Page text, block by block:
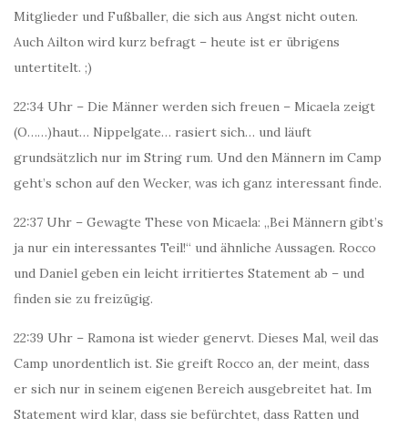
Mitglieder und Fußballer, die sich aus Angst nicht outen.
Auch Ailton wird kurz befragt – heute ist er übrigens
untertitelt. ;)
22:34 Uhr – Die Männer werden sich freuen – Micaela zeigt
(O……)haut… Nippelgate… rasiert sich… und läuft
grundsätzlich nur im String rum. Und den Männern im Camp
geht’s schon auf den Wecker, was ich ganz interessant finde.
22:37 Uhr – Gewagte These von Micaela: „Bei Männern gibt’s
ja nur ein interessantes Teil!“ und ähnliche Aussagen. Rocco
und Daniel geben ein leicht irritiertes Statement ab – und
finden sie zu freizügig.
22:39 Uhr – Ramona ist wieder genervt. Dieses Mal, weil das
Camp unordentlich ist. Sie greift Rocco an, der meint, dass
er sich nur in seinem eigenen Bereich ausgebreitet hat. Im
Statement wird klar, dass sie befürchtet, dass Ratten und